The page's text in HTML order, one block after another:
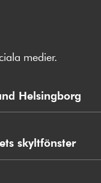
medier.
Helsingborg
skyltfönster